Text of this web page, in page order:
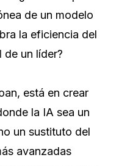
de un modelo
la eficiencia del
de un líder?
está en crear
la IA sea un
un sustituto del
avanzadas